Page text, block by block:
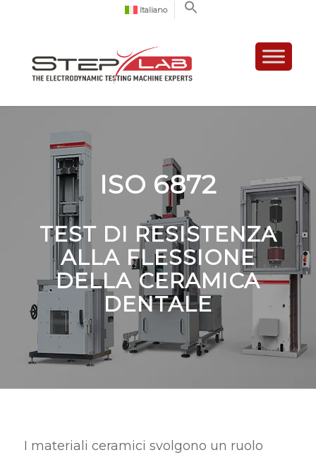
Italiano
ISO 6872
TEST DI RESISTENZA
ALLA FLESSIONE
DELLA CERAMICA
DENTALE
I materiali ceramici svolgono un ruolo